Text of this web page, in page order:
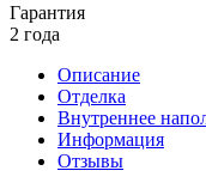
Гарантия
2 года
Описание
Отделка
Внутреннее
Информация
Отзывы